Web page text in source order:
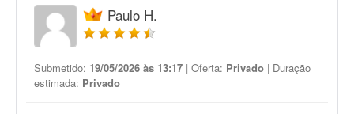
Paulo H.
Submetido: 19/05/2026 às 13:17 | Oferta: Privado | Duração
estimada: Privado